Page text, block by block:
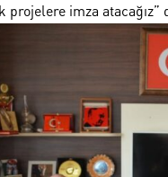
imza atacağız”